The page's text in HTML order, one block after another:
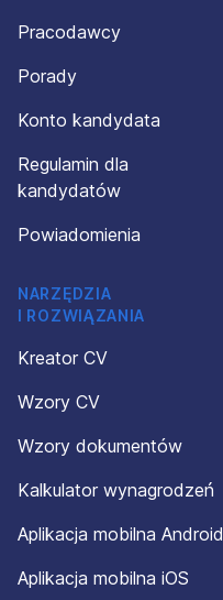
Pracodawcy
Porady
Konto kandydata
Regulamin dla
kandydatów
Powiadomienia
NARZĘDZIA
I ROZWIĄZANIA
Kreator CV
Wzory CV
Wzory dokumentów
Kalkulator wynagrodzeń
Aplikacja mobilna Android
Aplikacja mobilna iOS